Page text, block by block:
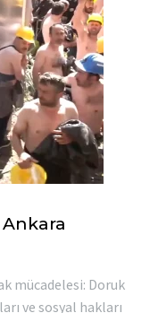
mücadelesi: Doruk
ve sosyal hakları